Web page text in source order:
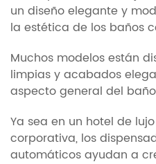
un diseño elegante y
la estética de los baños
Muchos modelos están
limpias y acabados
aspecto general del
Ya sea en un hotel de
corporativa, los
automáticos ayudan a